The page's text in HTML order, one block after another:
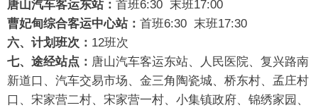
唐山汽车客运东站： 首班6:30 末班17:00
曹妃甸综合客运中心站： 首班6:30 末班17:30
六、计划班次： 12班次
七、途经站点： 唐山汽车客运东站、人民医院、复兴路南
新道口、汽车交易市场、金三角陶瓷城、桥东村、孟庄村
口、宋家营二村、宋家营一村、小集镇政府、锦绣家园、